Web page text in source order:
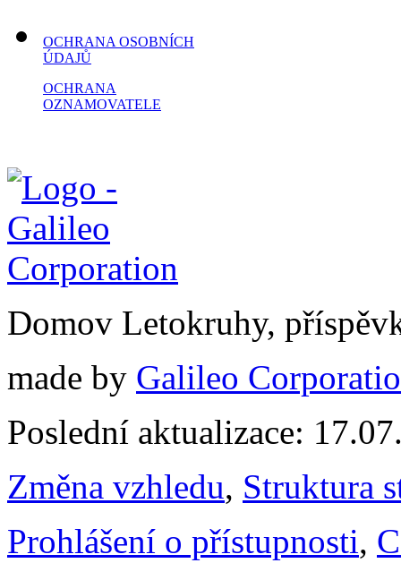
OCHRANA OSOBNÍCH
ÚDAJŮ
OCHRANA
OZNAMOVATELE
Domov Letokruhy,
made by Galileo
Poslední aktualizace:
Změna vzhledu, Struktura
Prohlášení o přístupnosti,